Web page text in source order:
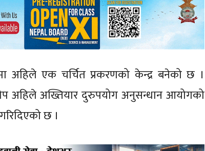
अहिले एक चर्चित प्रकरणको केन्द्र बनेको छ ।
अहिले अख्तियार दुरुपयोग अनुसन्धान आयोगको
छ ।